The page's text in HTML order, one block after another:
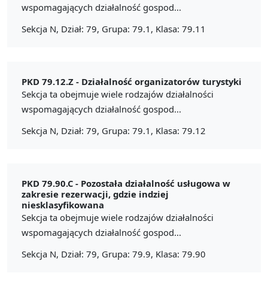
wspomagających działalność gospod...
Sekcja N, Dział: 79, Grupa: 79.1, Klasa: 79.11
PKD 79.12.Z - Działalność organizatorów turystyki
Sekcja ta obejmuje wiele rodzajów działalności
wspomagających działalność gospod...
Sekcja N, Dział: 79, Grupa: 79.1, Klasa: 79.12
PKD 79.90.C - Pozostała działalność usługowa w
zakresie rezerwacji, gdzie indziej
niesklasyfikowana
Sekcja ta obejmuje wiele rodzajów działalności
wspomagających działalność gospod...
Sekcja N, Dział: 79, Grupa: 79.9, Klasa: 79.90